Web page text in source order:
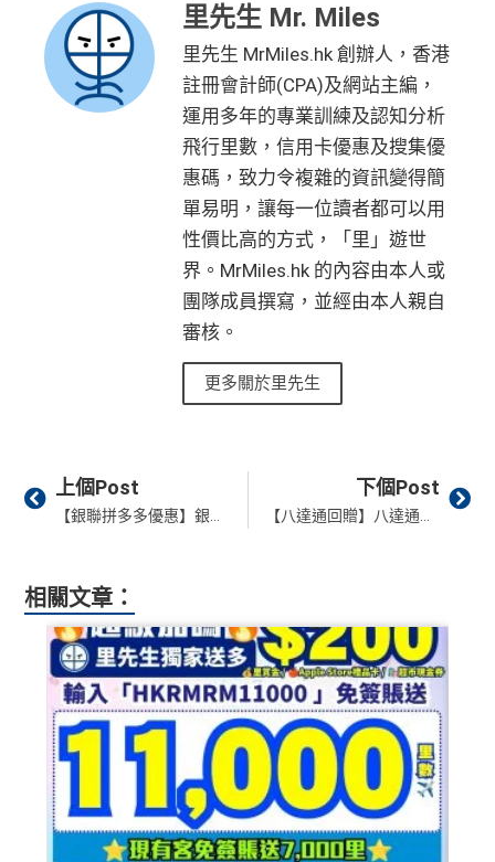
里先生 Mr. Miles
里先生 MrMiles.hk 創辦人，香港
註冊會計師(CPA)及網站主編，
運用多年的專業訓練及認知分析
飛行里數，信用卡優惠及搜集優
惠碼，致力令複雜的資訊變得簡
單易明，讓每一位讀者都可以用
性價比高的方式，「里」遊世
界。MrMiles.hk 的內容由本人或
團隊成員撰寫，並經由本人親自
審核。
更多關於里先生
Prev
上個Post
【銀聯拼多多優惠】銀聯卡簽¥100減¥10！每月最多用2次！優惠要登記！
下個Post
【八達通回贈】八達通自動增值信用卡比較2026 HSBC增值八仔回贈差過渣打？信用卡里數回贈／現金回贈優惠 8月最新
相關文章：